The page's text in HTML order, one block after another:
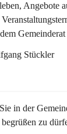
Angebote
Stückler
in der
zu